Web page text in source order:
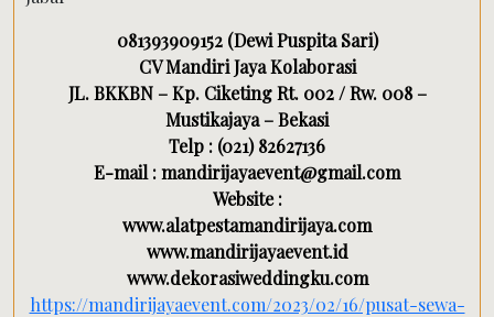
081393909152 (Dewi Puspita Sari)
CV Mandiri Jaya Kolaborasi
JL. BKKBN – Kp. Ciketing Rt. 002 / Rw. 008 –
Mustikajaya – Bekasi
Telp : (021) 82627136
E-mail : mandirijayaevent@gmail.com
Website :
www.alatpestamandirijaya.com
www.mandirijayaevent.id
www.dekorasiweddingku.com
https://mandirijayaevent.com/2023/02/16/pusat-sewa-